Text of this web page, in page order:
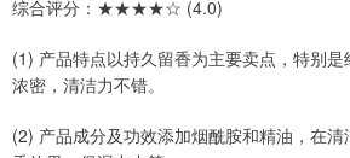
综合评分：★★★★☆ (4.0)
(1) 产品特点以持久留香为主要卖点，特别
浓密，清洁力不错。
(2) 产品成分及功效添加烟酰胺和精油，在